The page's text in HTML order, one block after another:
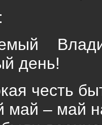
день!
честь
май – май